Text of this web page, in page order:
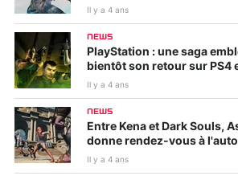
Il y a 4 ans
NEWS
PlayStation : une saga
bientôt son retour sur PS4
Il y a 4 ans
NEWS
Entre Kena et Dark Souls,
donne rendez-vous à
Il y a 4 ans